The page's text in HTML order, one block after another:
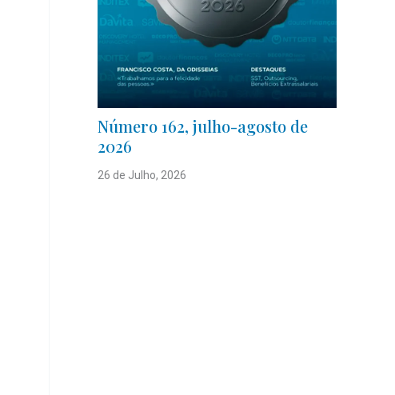
Número 162, julho-agosto de
2026
26 de Julho, 2026